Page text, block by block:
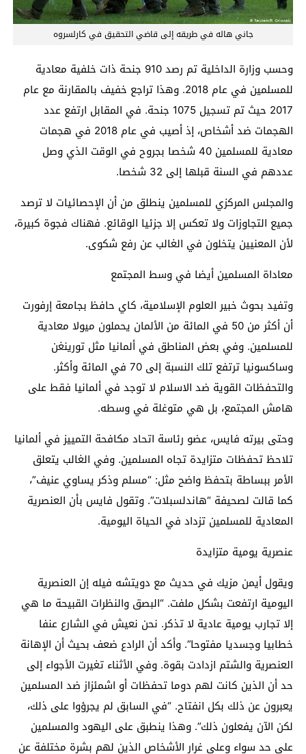
جاني هاله في طريقه إلى قاضي التحقيق في كارلسروه
وحسب وزارة الداخلية تم رصد 910 جنحة ذات خلفية معادية
للمسلمين في عام 2018. وهذا تراجع خفيف بالمقارنة مع عام
2017 حيث تم تسجيل 1075 جنحة. في المقابل ارتفع عدد
الهجمات ضد أشخاص، إذ أصيب في عام 2018 في هجمات
معادية للمسلمين 40 شخصا بجروح في الوقت الذي وصل
عددهم في السنة قبلها إلى 32 شخصا.
والمجلس المركزي للمسلمين ينطلق من أن الإحصائيات لا ترصد
جميع التجاوزات ولا تعكس إلا جزئيا الوقائع. فهناك فجوة كبيرة،
لأن المعنيين يتخلون في الغالب عن رفع شكوى.
معاداة المسلمين أيضا في وسط المجتمع
وتفيد بحوث خبير العلوم الإسلامية، كاي حافظ بجامعة إرفورت
أن أكثر من 50 في المائة من الألمان يحملون ميولا معادية
للمسلمين. وفي بعض المناطق في ألمانيا مثل تورينغن
وساكسونيا ترتفع تلك النسبة إلى 70 في المائة وأكثر.
والتحفظات القوية ضد الاسلام لا توجد في ألمانيا فقط على
هامش المجتمع، بل هي متوغلة في وسطه.
وحتى بيرته فايس، عضو رئاسة اتحاد مكافحة التمييز في ألمانيا
تلاحظ تحفظات متزايدة تجاه المسلمين. وفي الغالب يتعلق
الأمر ببساطة بتحفظ واضح مثل: “مسلم وذكر يساوي عنيف”،
كما قالت لصحيفة “هاندلسبلات”. وتقول فايس بأن العنصرية
المعادية للمسلمين تزداد في الحياة اليومية.
عنصرية يومية متزايدة
ويقول أيمن مزيك في حديث مع دويتشه فيله إن العنصرية
اليومية ارتفعت بشكل ملفت. “البصق والنظرات القبيحة ما هي
إلا تجارب يومية عادية لا تذكر. نحن نعيش في الشارع عنفا
خطابيا وجسديا مفتوحا”. وأكد أن الرادع ضعف بحيث أن الإهانة
العنصرية والشتم ازدادت بقوة. وفي الأثناء تغيرت الأجواء إلى
حد أن الذين كانت لهم دوما تحفظات أو اشمئزاز ضد المسلمين
يعبرون عن ذلك بكل انفتاح. “في السابق لم يجرؤوا على ذلك،
لكن الآن يفعلون ذلك”. وهذا ينطبق على اليهود والمسلمين
على حد سواء وعلى غرار الأشخاص الذين لهم بشرة مختلفة عن